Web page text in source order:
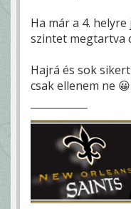
Ha már a 4.
szintet megtartva
Hajrá és sok
csak ellenem ne 😀